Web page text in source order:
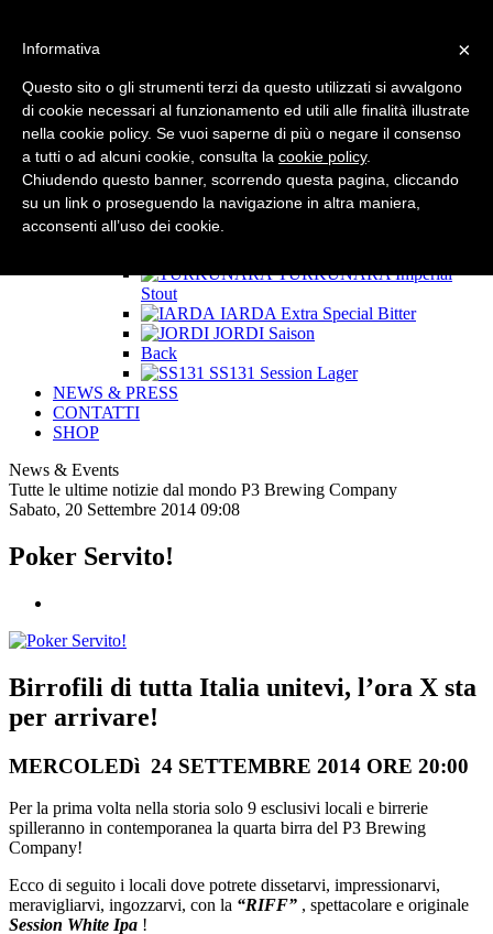
HOME
LE BIRRE P3
Back
SPEED Golden Ale
RIFF Session White IPA
100 NODI Double IPA
West Coast Sardinia
Coast IPA
Back
TURKUNARA Imperial
Stout
IARDA Extra Special Bitter
JORDI Saison
Back
SS131 Session Lager
NEWS & PRESS
CONTATTI
SHOP
News & Events
Tutte le ultime notizie dal mondo P3 Brewing Company
Sabato, 20 Settembre 2014 09:08
Poker Servito!
Birrofili di tutta Italia unitevi, l’ora X sta
per arrivare!
MERCOLEDì 24 SETTEMBRE 2014 ORE 20:00
Per la prima volta nella storia solo 9 esclusivi locali e birrerie
spilleranno in contemporanea la quarta birra del P3 Brewing
Company!
Ecco di seguito i locali dove potrete dissetarvi, impressionarvi,
meravigliarvi, ingozzarvi, con la “RIFF” , spettacolare e originale
Session White Ipa !
×
Informativa
Questo sito o gli strumenti terzi da questo utilizzati si avvalgono
di cookie necessari al funzionamento ed utili alle finalità illustrate
nella cookie policy. Se vuoi saperne di più o negare il consenso
a tutti o ad alcuni cookie, consulta la cookie policy.
Chiudendo questo banner, scorrendo questa pagina, cliccando
su un link o proseguendo la navigazione in altra maniera,
acconsenti all’uso dei cookie.